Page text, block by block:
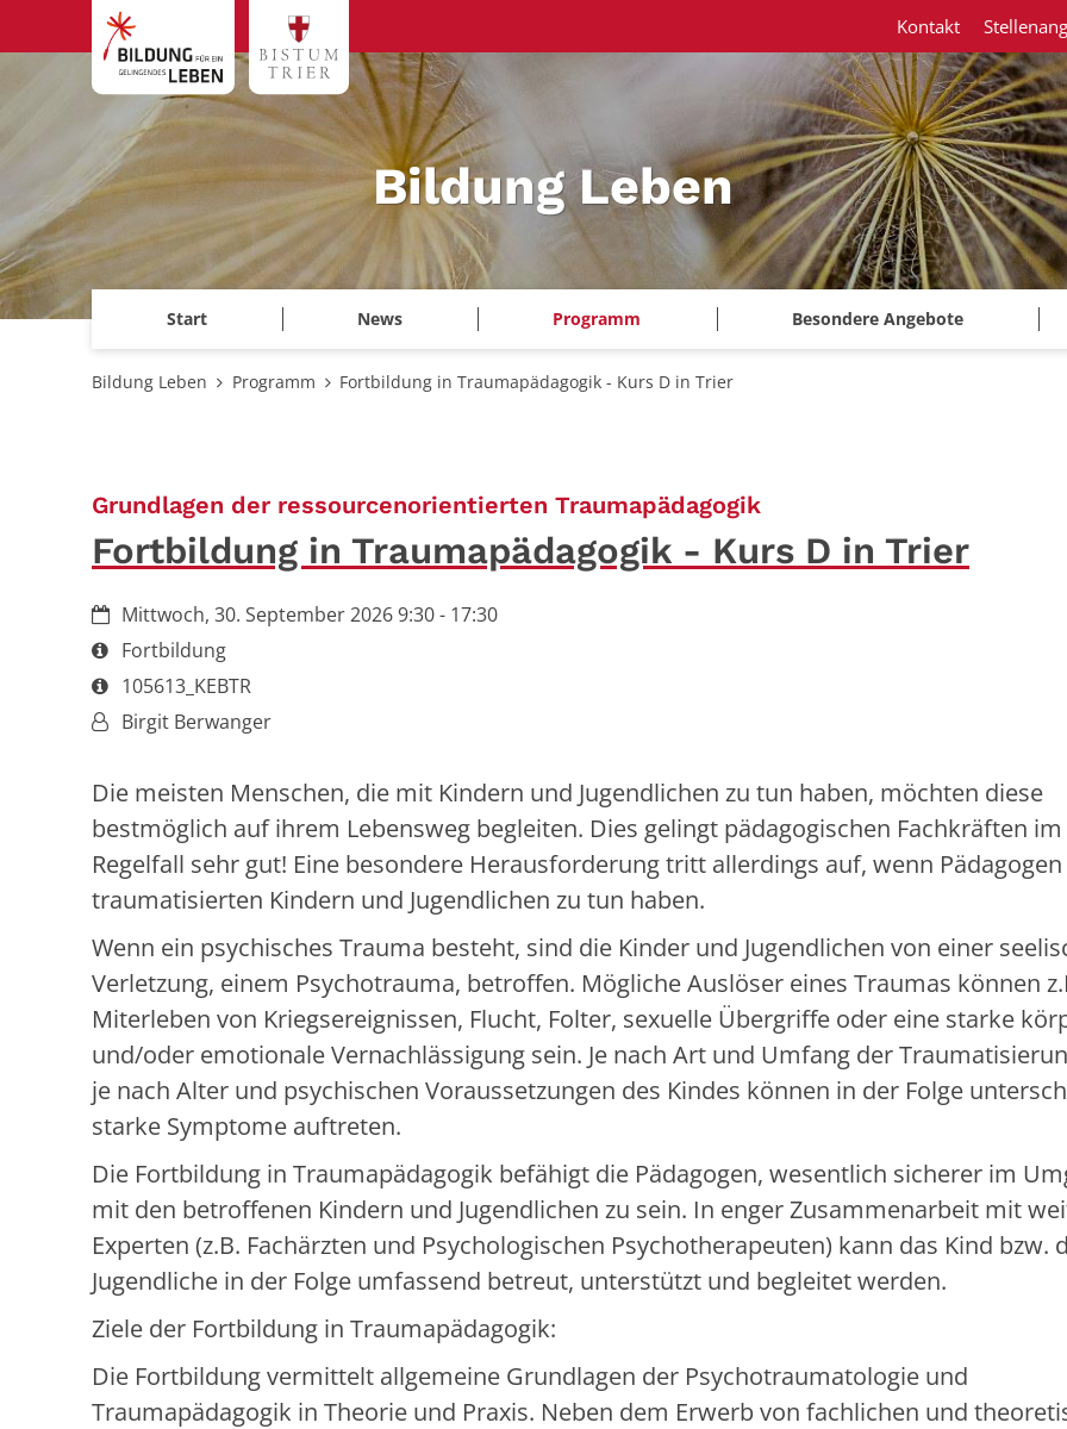
Zum Inhalt springen
Bildung Leben
Start News Programm Besondere Angebote
Kontakt
Bildung Leben Programm Fortbildung in Traumapädagogik - Kurs D in Trier
Grundlagen der ressourcenorientierten Traumapädagogik:
Fortbildung in Traumapädagogik - Kurs D in Trier
Datum:Mittwoch, 30. September 2026 9:30 - 17:30
Art bzw. Nummer:
Fortbildung
Art bzw. Nummer:
105613_KEBTR
Von:Birgit Berwanger
Die meisten Menschen, die mit Kindern und Jugendlichen zu tun haben, möchten diese
bestmöglich auf ihrem Lebensweg begleiten. Dies gelingt pädagogischen Fachkräften im
Regelfall sehr gut! Eine besondere Herausforderung tritt allerdings auf, wenn
traumatisierten Kindern und Jugendlichen zu tun haben.
Wenn ein psychisches Trauma besteht, sind die Kinder und Jugendlichen von einer
Verletzung, einem Psychotrauma, betroffen. Mögliche Auslöser eines Traumas können
Miterleben von Kriegsereignissen, Flucht, Folter, sexuelle Übergriffe oder eine starke
und/oder emotionale Vernachlässigung sein. Je nach Art und Umfang der
je nach Alter und psychischen Voraussetzungen des Kindes können in der Folge
starke Symptome auftreten.
Die Fortbildung in Traumapädagogik befähigt die Pädagogen, wesentlich sicherer im
mit den betroffenen Kindern und Jugendlichen zu sein. In enger Zusammenarbeit mit
Experten (z.B. Fachärzten und Psychologischen Psychotherapeuten) kann das Kind bzw.
Jugendliche in der Folge umfassend betreut, unterstützt und begleitet werden.
Ziele der Fortbildung in Traumapädagogik:
Die Fortbildung vermittelt allgemeine Grundlagen der Psychotraumatologie und
Traumapädagogik in Theorie und Praxis. Neben dem Erwerb von fachlichen und